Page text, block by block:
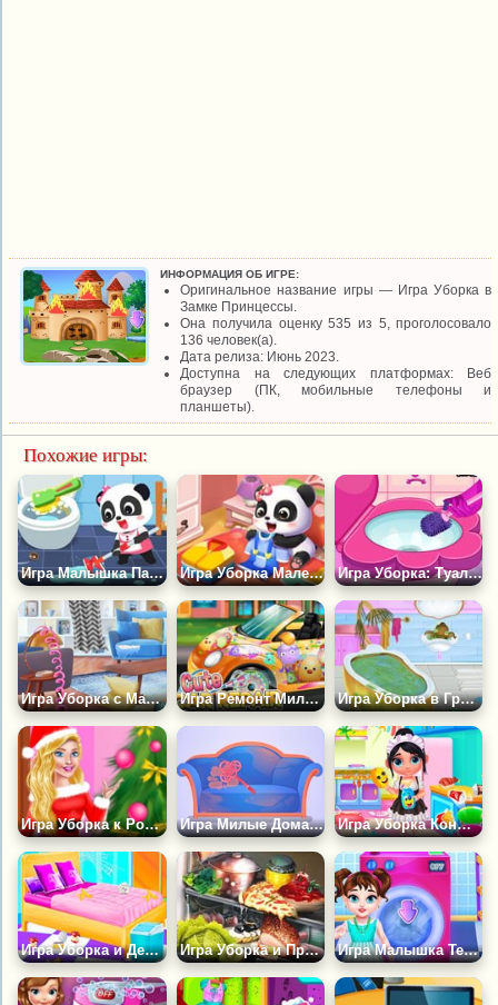
ИНФОРМАЦИЯ ОБ ИГРЕ:
Оригинальное название игры — Игра Уборка в
Замке Принцессы.
Она получила оценку 535 из 5, проголосовало
136 человек(а).
Дата релиза: Июнь 2023.
Доступна на следующих платформах: Веб
браузер (ПК, мобильные телефоны и
планшеты).
Похожие игры:
Игра Малышка Панда Убирает в Доме Игра Уборка Маленькой Панды Игра Уборка: Туалет Принцессы
Игра Уборка с Мари Кондо Игра Ремонт Милой Машинки Игра Уборка в Грязном Доме Принцессы
Игра Уборка к Рождеству Игра Милые Домашние Дела Игра Уборка Конфетного Домика
Игра Уборка и Декор Дома Малышки Тэйлор Игра Уборка и Прятки Игра Малышка Тейлор Занимается Стиркой